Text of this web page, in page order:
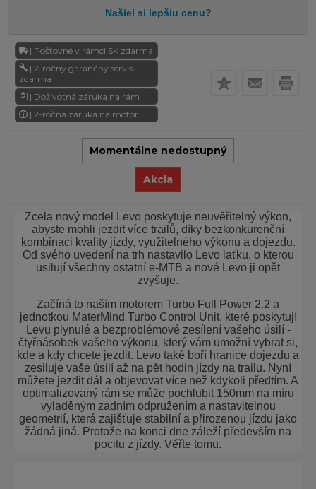
| Poštovné v rámci SK zdarma
| 2-ročný garančný servis
zdarma
| Doživotná záruka na rám
| 2-ročná záruka na motor
Momentálne nedostupný
Akcia
Zcela nový model Levo poskytuje neuvěřitelný výkon,
abyste mohli jezdit více trailů, díky bezkonkurenční
kombinaci kvality jízdy, využitelného výkonu a dojezdu.
Od svého uvedení na trh nastavilo Levo laťku, o kterou
usilují všechny ostatní e-MTB a nové Levo ji opět
zvyšuje.
Začíná to naším motorem Turbo Full Power 2.2 a
jednotkou MaterMind Turbo Control Unit, které poskytují
Levu plynulé a bezproblémové zesílení vašeho úsilí -
čtyřnásobek vašeho výkonu, který vám umožní vybrat si,
kde a kdy chcete jezdit. Levo také boří hranice dojezdu a
zesiluje vaše úsilí až na pět hodin jízdy na trailu. Nyní
můžete jezdit dál a objevovat více než kdykoli předtím. A
optimalizovaný rám se může pochlubit 150mm na míru
vyladěným zadním odpružením a nastavitelnou
geometrií, která zajišťuje stabilní a přirozenou jízdu jako
žádná jiná. Protože na konci dne záleží především na
pocitu z jízdy. Věřte tomu.